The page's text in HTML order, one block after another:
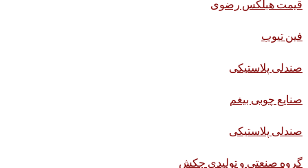
قیمت هبلکس رضوی
فین تیوب
صندلی پلاستیکی
صنایع چوبی بیغم
صندلی پلاستیکی
گروه صنعتی و تولیدی چکش